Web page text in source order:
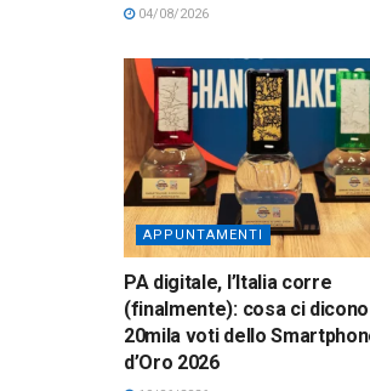
04/08/2026
APPUNTAMENTI
PA digitale, l’Italia corre
(finalmente): cosa ci
20mila voti dello
d’Oro 2026